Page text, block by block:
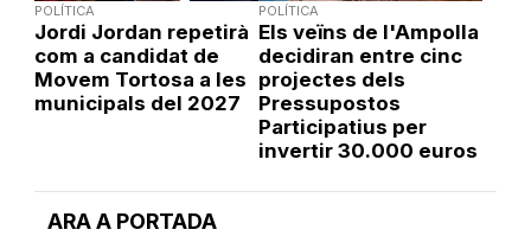
ARA A PORTADA
POLÍTICA
Jordi Jordan repetirà
com a candidat de
Movem Tortosa a les
municipals del 2027
POLÍTICA
Els veïns de l'Ampolla
decidiran entre cinc
projectes dels
Pressupostos
Participatius per
invertir 30.000 euros